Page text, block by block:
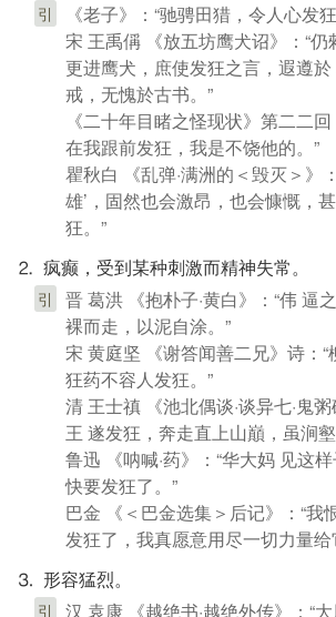
引
《老子》：“驰骋田猎，令人心发
宋 王禹偁 《放五坊鹰犬诏》：“
更进鹰犬，庶使发狂之言，遐遵
戒，无愧於古书。”
《二十年目睹之怪现状》第二二
在我跟前发狂，我是不饶他的。”
瞿秋白 《乱弹·满洲的＜毁灭＞》
雄’，固然也会激昂，也会慷慨，
狂。”
⒉ 疯癫，受到某种刺激而精神失常。
引
晋 葛洪 《抱朴子·黄白》：“伟 逼
裸而走，以泥自涂。”
宋 黄庭坚 《谢答闻善二兄》诗：“
狂药不容人发狂。”
清 王士禛 《池北偶谈·谈异七·鬼粥
王 遂发狂，奔走直上山巔，虽涧
鲁迅 《呐喊·药》：“华大妈 见这
快要发狂了。”
巴金 《＜巴金选集＞后记》：“我
发狂了，我真愿意用尽一切力量给
⒊ 形容猛烈。
引
汉 袁康 《越绝书·越绝外传》：“